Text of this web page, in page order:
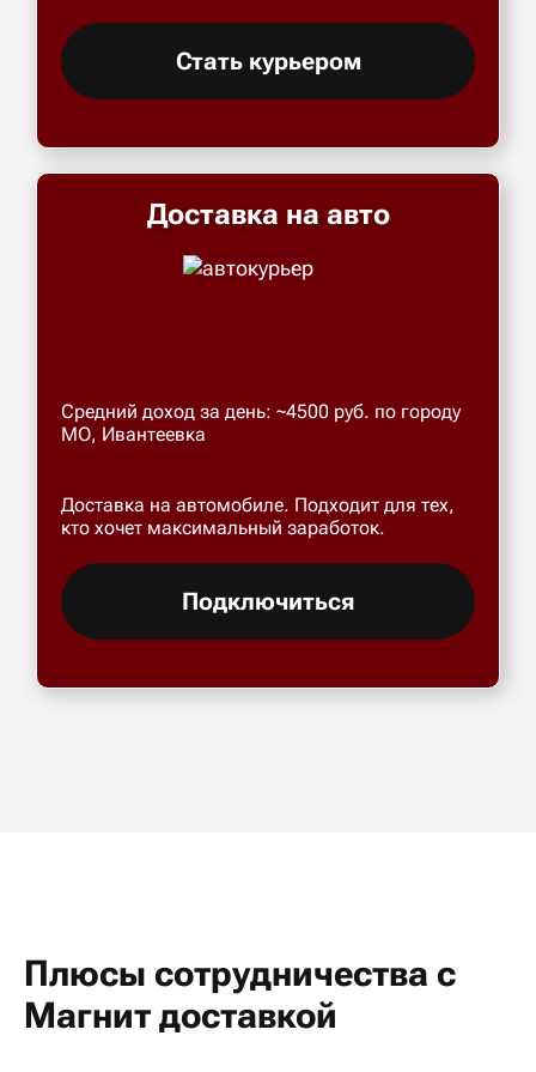
Стать курьером
Доставка на авто
Средний доход за день: ~4500 руб. по городу
МО, Ивантеевка
Доставка на автомобиле. Подходит для тех,
кто хочет максимальный заработок.
Подключиться
Плюсы сотрудничества с
Магнит доставкой